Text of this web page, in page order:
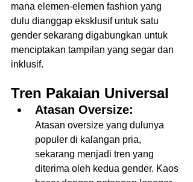
mana elemen-elemen fashion yang
dulu dianggap eksklusif untuk satu
gender sekarang digabungkan untuk
menciptakan tampilan yang segar dan
inklusif.
Tren Pakaian Universal
Atasan Oversize:
Atasan oversize yang dulunya
populer di kalangan pria,
sekarang menjadi tren yang
diterima oleh kedua gender. Kaos